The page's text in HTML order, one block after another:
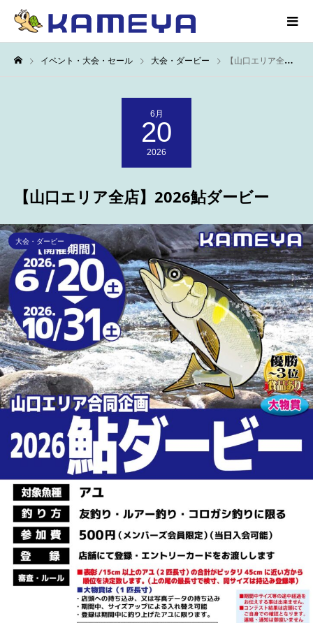
イベント・大会・セール 大会・ダービー 【山口エリア全店】2026鮎ダービー
6月
20
2026
【山口エリア全店】2026鮎ダービー
大会・ダービー